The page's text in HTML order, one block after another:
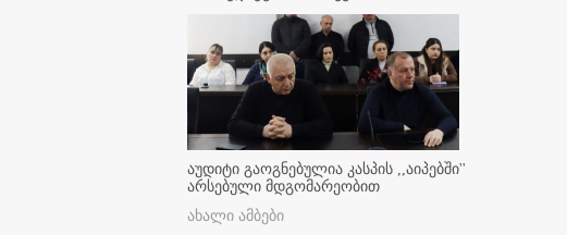
აუდიტი გაოგნებულია კასპის ,,აიპებში''
არსებული მდგომარეობით
ახალი ამბები